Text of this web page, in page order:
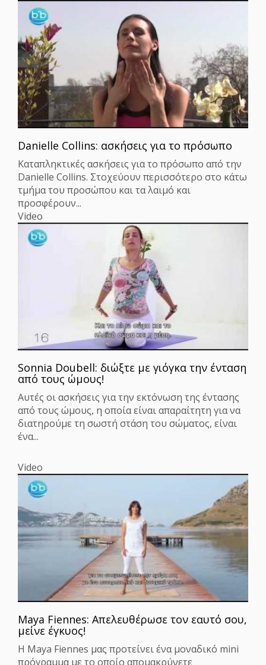
Danielle Collins: ασκήσεις για το πρόσωπο
Καταπληκτικές ασκήσεις για το πρόσωπο από την
Danielle Collins. Στοχεύουν περισσότερο στο κάτω
τμήμα του προσώπου και τα λαιμό και
προσφέρουν...
Video
Sonnia Dοubell: διώξτε με γιόγκα την ένταση
από τους ώμους!
Αυτές οι ασκήσεις για την εκτόνωση της έντασης
από τους ώμους, η οποία είναι απαραίτητη για να
διατηρούμε τη σωστή στάση του σώματος, είναι
ένα...
Video
Μaya Fiennes: Απελευθέρωσε τον εαυτό σου,
μείνε έγκυος!
Η Μaya Fiennes μας προτείνει ένα μοναδικό mini
πρόγραμμα με το οποίο απομακρύνετε